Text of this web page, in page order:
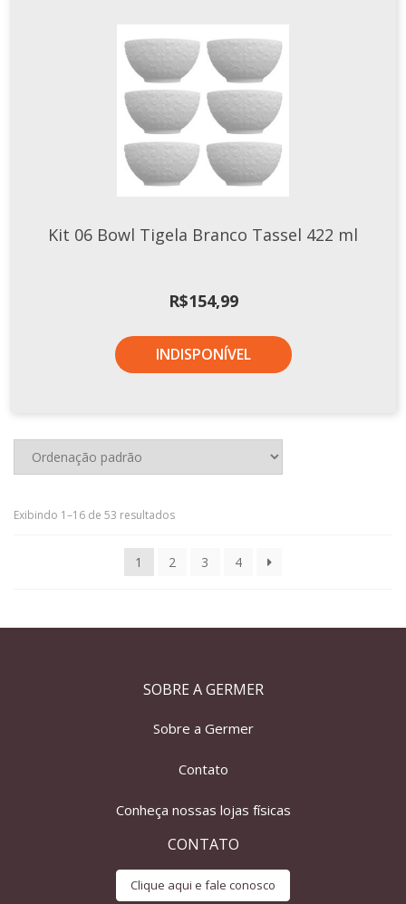
Kit 06 Bowl Tigela Branco Tassel 422 ml
R$154,99
INDISPONÍVEL
Exibindo 1–16 de 53 resultados
1 2 3 4
SOBRE A GERMER
Sobre a Germer
Contato
Conheça nossas lojas físicas
CONTATO
Clique aqui e fale conosco